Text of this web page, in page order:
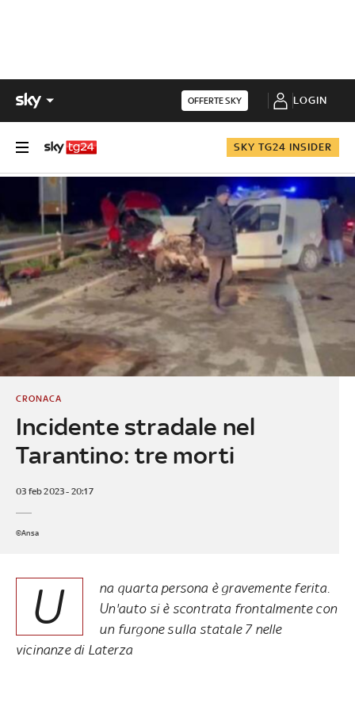
OFFERTE SKY LOGIN
SKY TG24 INSIDER
Incidente stradale nel
Tarantino: tre morti
CRONACA
03 feb 2023 - 20:17
©Ansa
U
na quarta persona è gravemente ferita.
Un'auto si è scontrata frontalmente con
un furgone sulla statale 7 nelle
vicinanze di Laterza